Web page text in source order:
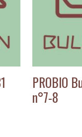
PROBIO
n°7-8